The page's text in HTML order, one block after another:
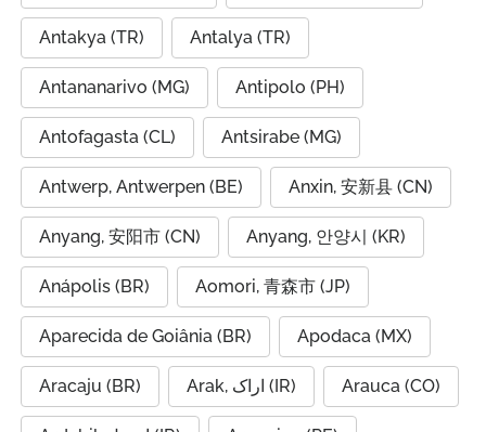
Antakya (TR) Antalya (TR)
Antananarivo (MG) Antipolo (PH)
Antofagasta (CL) Antsirabe (MG)
Antwerp, Antwerpen (BE) Anxin, 安新县 (CN)
Anyang, 安阳市 (CN) Anyang, 안양시 (KR)
Anápolis (BR) Aomori, 青森市 (JP)
Aparecida de Goiânia (BR) Apodaca (MX)
Aracaju (BR) Arak, اراک (IR) Arauca (CO)